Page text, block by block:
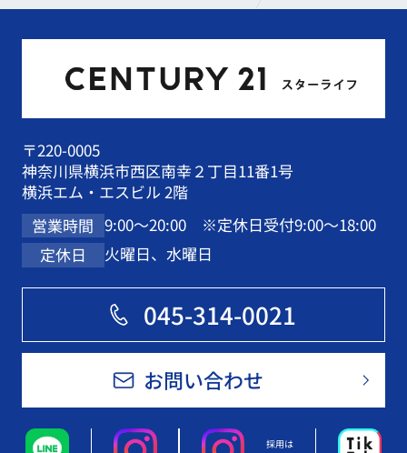
〒220-0005
神奈川県横浜市西区南幸２丁目11番1号
横浜エム・エスビル 2階
営業時間 9:00～20:00 ※定休日受付9:00～18:00
定休日
火曜日、水曜日
045-314-0021
お問い合わせ
採用は